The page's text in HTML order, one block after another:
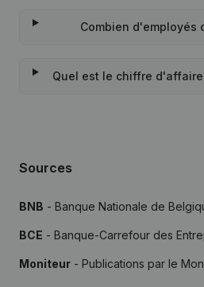
Combien d'employés
Quel est le chiffre
Sources
BNB - Banque Nationale de
BCE - Banque-Carrefour des
Moniteur - Publications par le